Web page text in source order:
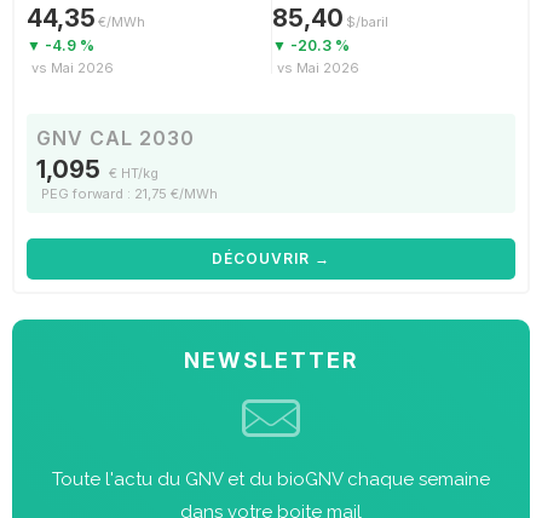
44,35 €/MWh
▼ -4.9 %
vs Mai 2026
85,40 $/baril
▼ -20.3 %
vs Mai 2026
GNV CAL 2030
1,095 € HT/kg
PEG forward : 21,75 €/MWh
DÉCOUVRIR →
NEWSLETTER
Toute l'actu du GNV et du bioGNV chaque semaine
dans votre boite mail